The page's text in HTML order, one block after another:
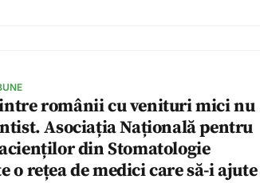
românii cu venituri mici nu
Asociația Națională pentru
din Stomatologie
o rețea de medici care să-i ajute